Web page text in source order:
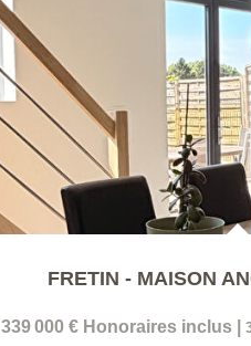
FRETIN - MAISON
339 000 € Honoraires inclus